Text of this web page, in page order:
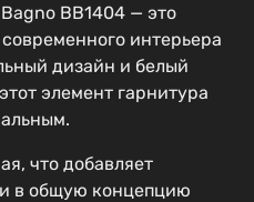
BB1404 — это
интерьера
дизайн и белый
элемент гарнитура
что добавляет
в общую концепцию